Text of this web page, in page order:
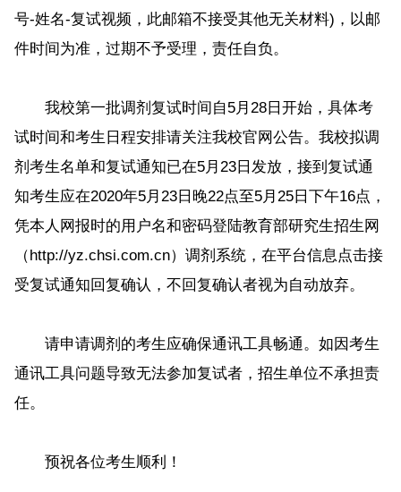
号-姓名-复试视频，此邮箱不接受其他无关材料)，以邮
件时间为准，过期不予受理，责任自负。
我校第一批调剂复试时间自5月28日开始，具体考
试时间和考生日程安排请关注我校官网公告。我校拟调
剂考生名单和复试通知已在5月23日发放，接到复试通
知考生应在2020年5月23日晚22点至5月25日下午16点，
凭本人网报时的用户名和密码登陆教育部研究生招生网
（http://yz.chsi.com.cn）调剂系统，在平台信息点击接
受复试通知回复确认，不回复确认者视为自动放弃。
请申请调剂的考生应确保通讯工具畅通。如因考生
通讯工具问题导致无法参加复试者，招生单位不承担责
任。
预祝各位考生顺利！